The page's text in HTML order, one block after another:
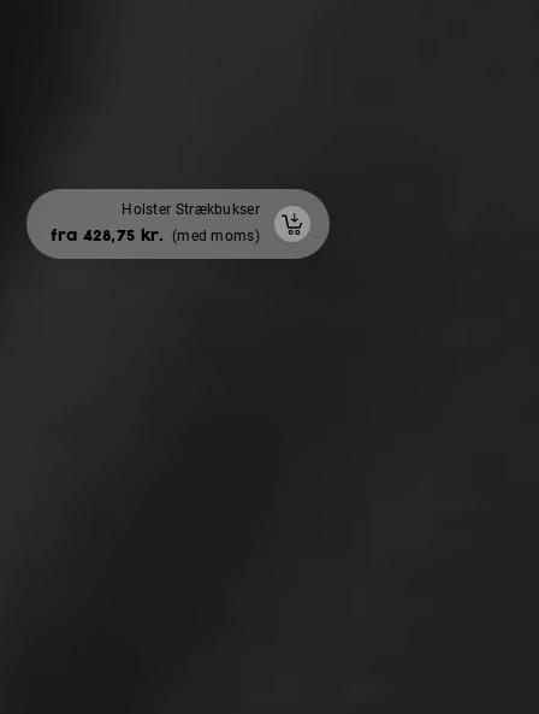
Holster Strækbukser
fra 428,75 kr. (med moms)
Vintervest Padded
med flade til rygprint